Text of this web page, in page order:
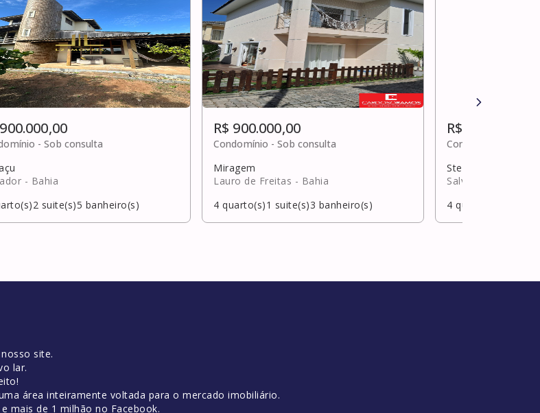
-Sob consulta
- Bahia
2 suite(s)5 banheiro(s)
R$ 900.000,00
Condomínio -Sob consulta
Miragem
Lauro de Freitas - Bahia
4 quarto(s)1 suite(s)3 banheiro(s)
R$ 910.000,00
Condomínio -
Stella maris
Salvador
4 quarto(s)
site.
lar.
área inteiramente voltada para o mercado imobiliário.
mais de 1 milhão no Facebook.